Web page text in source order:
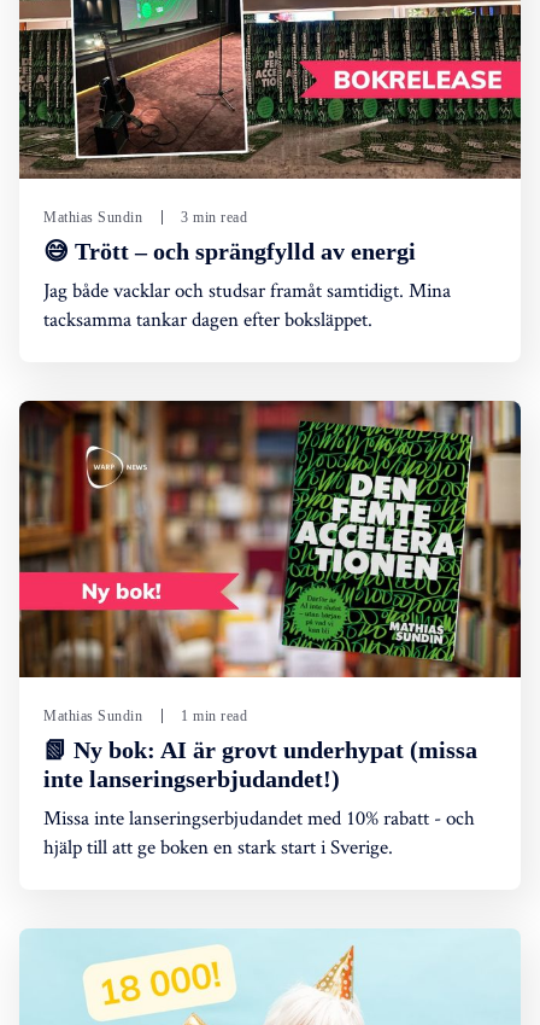
Mathias Sundin 3 min read
😅 Trött – och sprängfylld av energi
Jag både vacklar och studsar framåt samtidigt. Mina
tacksamma tankar dagen efter boksläppet.
Mathias Sundin 1 min read
📗 Ny bok: AI är grovt underhypat (missa
inte lanseringserbjudandet!)
Missa inte lanseringserbjudandet med 10% rabatt - och
hjälp till att ge boken en stark start i Sverige.